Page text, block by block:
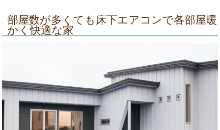
部屋数が多くても床下エアコンで各部屋暖
かく快適な家